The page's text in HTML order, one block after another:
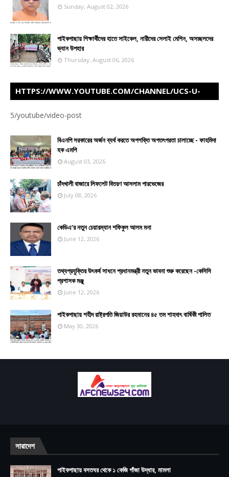
Sunday, August 02, 2026
পাইকগাছায় শিক্ষার্থীদের হাতে সাইকেল, নারীদের সেলাই মেশিন, অসচ্ছলদের
ভ্যান উপহার
Thursday, August 06, 2026
HTTPS://WWW.YOUTUBE.COM/CHANNEL/UCS-U-
5/youtube/video-post
বিএনপি সরকারের অর্জন ব্যর্থ করতে অপশক্তি অপতৎপরতা চালাচ্ছে - ফাহমিদা
হক এমপি
August 03, 2026
চাঁদখালী বাজারে লিফলেট বিতরণ আসলাম পারভেজের
July 08, 2026
কেডিএ’র নতুন চেয়ারম্যান শফিকুল আলম মনা
June 12, 2026
তথ্যপ্রযুক্তির উৎকর্ষ সাধনে প্রধানমন্ত্রী নতুন ভাবনা শুরু করেছেন -কেসিসি
প্রশাসক মঞ্জু
June 12, 2026
পাইকগাছায় শহীদ রাষ্ট্রপতি জিয়াউর রহমানের ৪৫ তম শাহদাৎ বার্ষিকী পালিত
May 30, 2026
সারাদেশ
পাইকগাছায় বসতঘর থেকে ১ কেজি গাঁজা উদ্ধার, মামলা